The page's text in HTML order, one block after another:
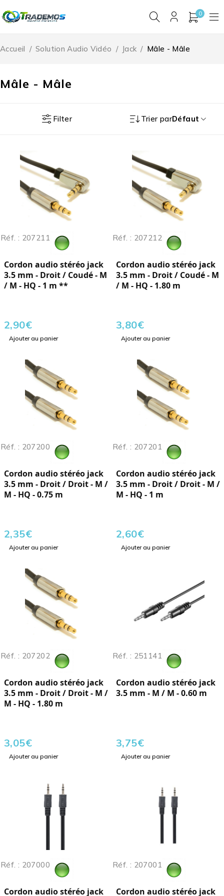
0
Mâle - Mâle
Accueil / Solution Audio Vidéo / Jack / Mâle - Mâle
Filter Trier parDéfaut
Réf. : 207211
Cordon audio stéréo jack
3.5 mm - Droit / Coudé - M
/ M - HQ - 1 m **
2,90€
Ajouter au panier
Réf. : 207212
Cordon audio stéréo jack
3.5 mm - Droit / Coudé - M
/ M - HQ - 1.80 m
3,80€
Ajouter au panier
Réf. : 207200
Cordon audio stéréo jack
3.5 mm - Droit / Droit - M /
M - HQ - 0.75 m
2,35€
Ajouter au panier
Réf. : 207201
Cordon audio stéréo jack
3.5 mm - Droit / Droit - M /
M - HQ - 1 m
2,60€
Ajouter au panier
Réf. : 207202
Cordon audio stéréo jack
3.5 mm - Droit / Droit - M /
M - HQ - 1.80 m
3,05€
Ajouter au panier
Réf. : 251141
Cordon audio stéréo jack
3.5 mm - M / M - 0.60 m
3,75€
Ajouter au panier
Réf. : 207000
Cordon audio stéréo jack
Réf. : 207001
Cordon audio stéréo jack